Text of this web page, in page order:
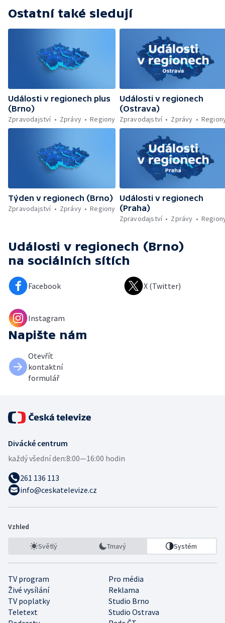
Ostatní také sledují
Události v regionech plus
(Brno)
Zpravodajství
Zprávy Regiony
Události v regionech
(Ostrava)
Zpravodajství
Zprávy
Týden v regionech (Brno)
Zpravodajství
Zprávy Regiony
Události v regionech
(Praha)
Zpravodajství
Zprávy
Události v regionech (Brno)
na sociálních sítích
Facebook X (Twitter)
Instagram
Napište nám
Otevřít
kontaktní
formulář
Divácké centrum
každý všední den:8:00—16:00 hodin
261 136 113
info@ceskatelevize.cz
Vzhled
Světlý Tmavý Systém
TV program
Pro média
Živé vysílání
Reklama
TV poplatky
Studio Brno
Teletext
Studio Ostrava